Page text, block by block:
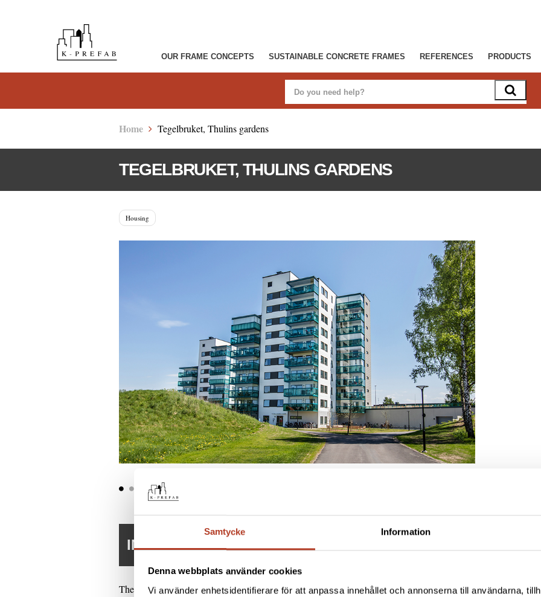
Samtycke Information
Denna webbplats använder cookies
Vi använder enhetsidentifierare för att anpassa innehållet och annonserna till användarna,
OUR FRAME CONCEPTS SUSTAINABLE CONCRETE FRAMES REFERENCES PRODUCTS
Home Tegelbruket, Thulins gardens
TEGELBRUKET, THULINS GARDENS
Housing
INFORMATION
These nice apartment buildings named Thulin’s Gardens are located in Tegelbruket,